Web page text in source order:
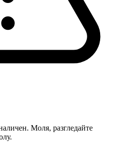
Моля, разгледайте